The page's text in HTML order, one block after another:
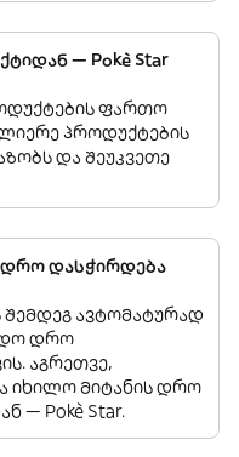
— Pokè Star
ფართო
პროდუქტების
და შეუკვეთე
დრო დასჭირდება
შემდეგ ავტომატურად
დრო
აგრეთვე,
იხილო მიტანის დრო
— Pokè Star.